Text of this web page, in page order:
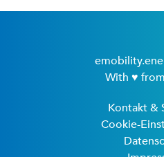
With ♥
Kontakt &
Cookie-